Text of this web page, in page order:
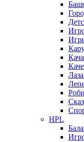
HPL